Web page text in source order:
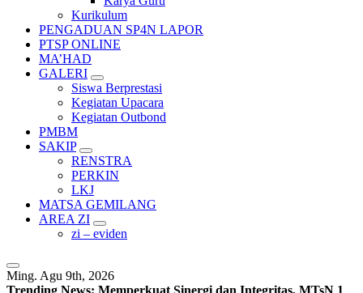
Kurikulum
PENGADUAN SP4N LAPOR
PTSP ONLINE
MA’HAD
GALERI
Siswa Berprestasi
Kegiatan Upacara
Kegiatan Outbond
PMBM
SAKIP
RENSTRA
PERKIN
LKJ
MATSA GEMILANG
AREA ZI
zi – eviden
Ming. Agu 9th, 2026
Trending News: Memperkuat Sinergi dan Integritas, MTsN 1